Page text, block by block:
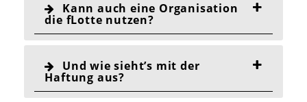
Kann auch eine Organisation
die fLotte nutzen?
Und wie sieht’s mit der
Haftung aus?